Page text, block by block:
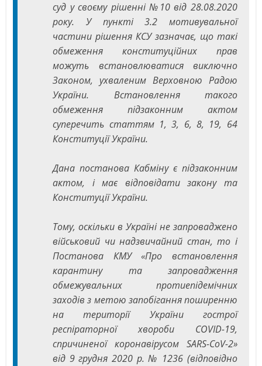
суд у своєму рішенні №10 від 28.08.2020
року. У пункті 3.2 мотивувальної
частини рішення КСУ зазначає, що такі
обмеження конституційних прав
можуть встановлюватися виключно
Законом, ухваленим Верховною Радою
України. Встановлення такого
обмеження підзаконним актом
суперечить статтям 1, 3, 6, 8, 19, 64
Конституції України.
Дана постанова Кабміну є підзаконним
актом, і має відповідати закону та
Конституції України.
Тому, оскільки в Україні не запроваджено
військовий чи надзвичайний стан, то і
Постанова КМУ «Про встановлення
карантину та запровадження
обмежувальних протиепідемічних
заходів з метою запобігання поширенню
на території України гострої
респіраторної хвороби COVID-19,
спричиненої коронавірусом SARS-CoV-2»
від 9 грудня 2020 р. № 1236 (відповідно